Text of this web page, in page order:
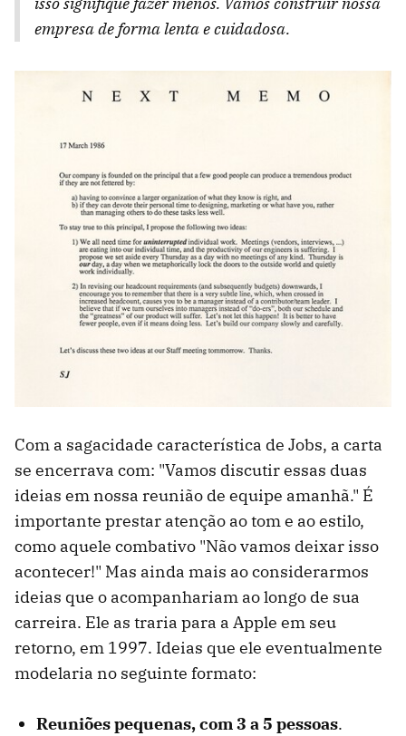
empresa de forma lenta e cuidadosa.
Com a sagacidade característica de Jobs, a carta
se encerrava com: "Vamos discutir essas duas
ideias em nossa reunião de equipe amanhã." É
importante prestar atenção ao tom e ao estilo,
como aquele combativo "Não vamos deixar isso
acontecer!" Mas ainda mais ao considerarmos
ideias que o acompanhariam ao longo de sua
carreira. Ele as traria para a Apple em seu
retorno, em 1997. Ideias que ele eventualmente
modelaria no seguinte formato:
Reuniões pequenas, com 3 a 5 pessoas.